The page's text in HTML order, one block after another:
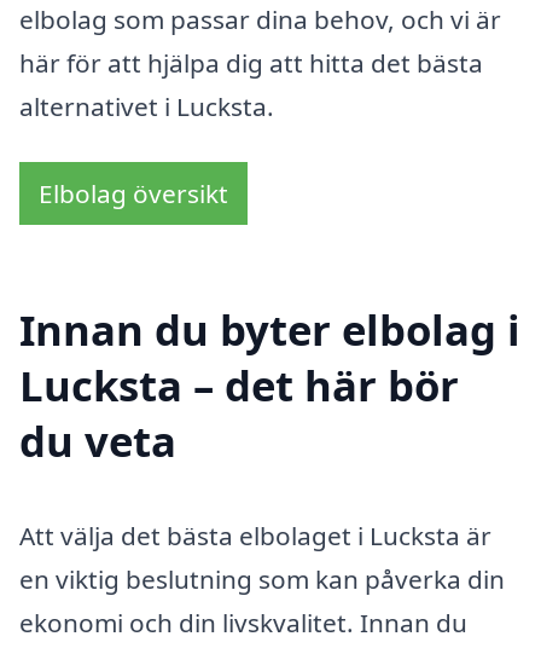
elbolag som passar dina behov, och vi är
här för att hjälpa dig att hitta det bästa
alternativet i Lucksta.
Elbolag översikt
Innan du byter elbolag i
Lucksta – det här bör
du veta
Att välja det bästa elbolaget i Lucksta är
en viktig beslutning som kan påverka din
ekonomi och din livskvalitet. Innan du